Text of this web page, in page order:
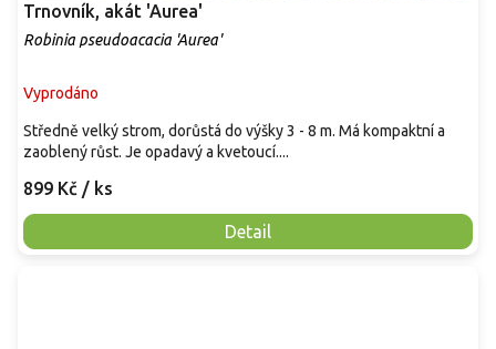
Trnovník, akát 'Aurea'
Robinia pseudoacacia 'Aurea'
Vyprodáno
899 Kč / ks
Detail
Středně velký strom, dorůstá do výšky 3 - 8 m. Má kompaktní a
zaoblený růst. Je opadavý a kvetoucí....